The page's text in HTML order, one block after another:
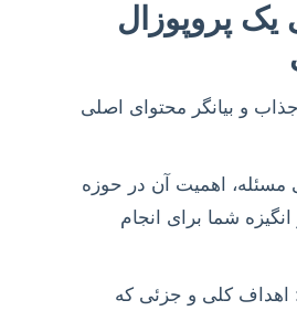
یک پروپوزال
و بیانگر محتوای اصلی
مسئله، اهمیت آن در حوزه
شما برای انجام
اهداف کلی و جزئی که